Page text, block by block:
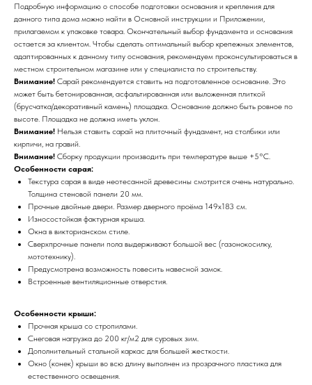
Подробную информацию о способе подготовки основания и крепления для
данного типа дома можно найти в Основной инструкции и Приложении,
прилагаемом к упаковке товара. Окончательный выбор фундамента и основания
остается за клиентом. Чтобы сделать оптимальный выбор крепежных элементов,
адаптированных к данному типу основания, рекомендуем проконсультироваться в
местном строительном магазине или у специалиста по строительству.
Внимание! Сарай рекомендуется ставить на подготовленное основание. Это
может быть бетонированная, асфальтированная или выложенная плиткой
(брусчатка/декоративный камень) площадка. Основание должно быть ровное по
высоте. Площадка не должна иметь уклон.
Внимание! Нельзя ставить сарай на плиточный фундамент, на столбики или
кирпичи, на гравий.
Внимание! Сборку продукции производить при температуре выше +5°С.
Особенности сарая:
Текстура сарая в виде неотесанной древесины смотрится очень натурально.
Толщина стеновой панели 20 мм.
Прочные двойные двери. Размер дверного проёма 149х183 см.
Износостойкая фактурная крыша.
Окна в викторианском стиле.
Сверхпрочные панели пола выдерживают большой вес (газонокосилку,
мототехнику).
Предусмотрена возможность повесить навесной замок.
Встроенные вентиляционные отверстия.
Особенности крыши:
Прочная крыша со стропилами.
Снеговая нагрузка до 200 кг/м2 для суровых зим.
Дополнительный стальной каркас для большей жесткости.
Окно (конек) крыши во всю длину выполнен из прозрачного пластика для
естественного освещения.